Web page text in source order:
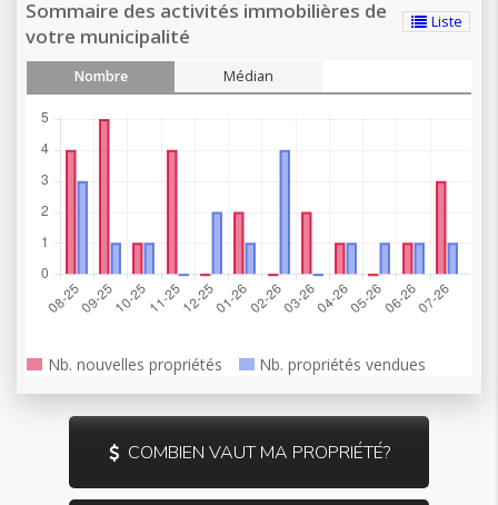
COMBIEN VAUT MA PROPRIÉTÉ?